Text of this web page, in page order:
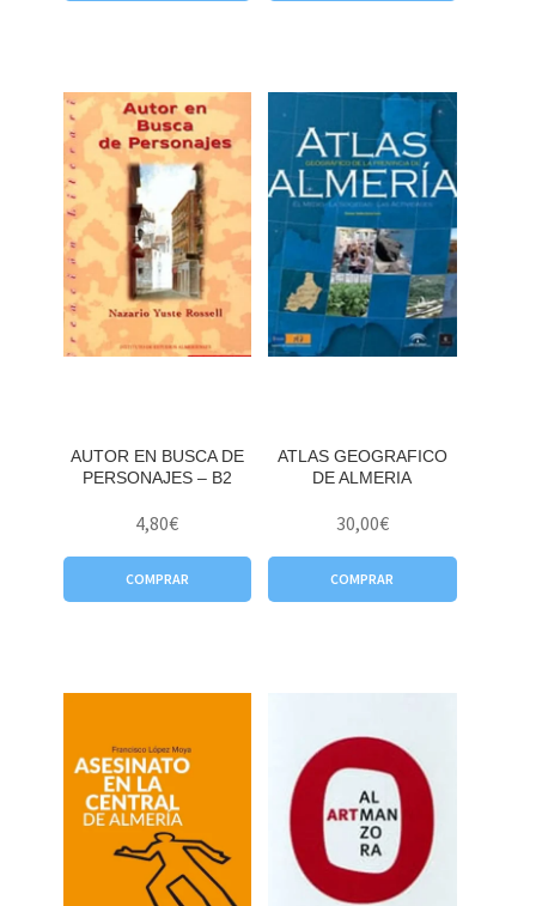
AUTOR EN BUSCA DE
PERSONAJES – B2
4,80€
COMPRAR
ATLAS GEOGRAFICO
DE ALMERIA
30,00€
COMPRAR